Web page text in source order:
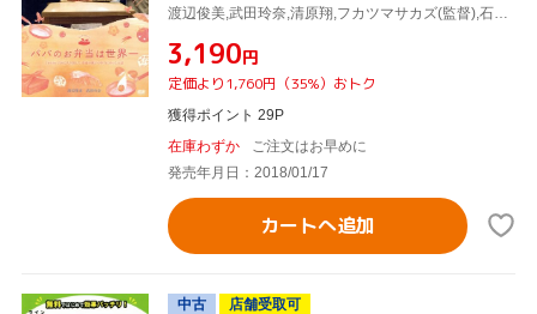
渡辺俊美,武田玲奈,清原翔,フカツマサカズ(監督),石崎光(音楽)
¥3,190円
定価より1,760円（35%）おトク
獲得ポイント 29P
在庫わずか
ご注文はお早めに
発売年月日：2018/01/17
カートへ追加
中古
店舗受取可